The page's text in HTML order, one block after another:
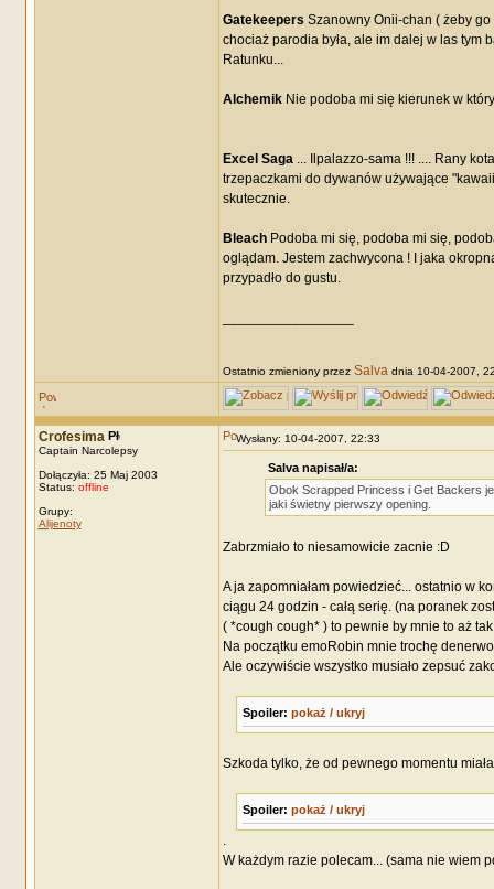
Gatekeepers Szanowny Onii-chan ( żeby go
chociaż parodia była, ale im dalej w las tym
Ratunku...
Alchemik Nie podoba mi się kierunek w
Excel Saga... Ilpalazzo-sama !!! .... Rany
trzepaczkami do dywanów używające
skutecznie.
BleachPodoba mi się, podoba mi się,
oglądam. Jestem zachwycona ! I jaka
przypadło do gustu.
Ostatnio zmieniony przez Salva dnia 10-04-2007,
Crofesima
Captain Narcolepsy
Dołączyła: 25 Maj 2003
Status: offline
Grupy:
Alijenoty
Wysłany: 10-04-2007, 22:33
Salva napisał/a:
Obok Scrapped Princess i Get Backers
jaki świetny pierwszy opening.
Zabrzmiało to niesamowicie zacnie :D
A ja zapomniałam powiedzieć... ostatnio w
ciągu 24 godzin - całą serię. (na poranek
( *cough cough* ) to pewnie by mnie to aż
Na początku emoRobin mnie trochę
Ale oczywiście wszystko musiało zepsuć
Spoiler: pokaż / ukryj
Szkoda tylko, że od pewnego momentu
Spoiler: pokaż / ukryj
.
W każdym razie polecam... (sama nie wiem